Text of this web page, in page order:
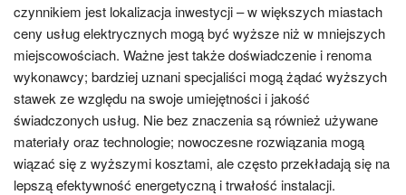
czynnikiem jest lokalizacja inwestycji – w większych miastach
ceny usług elektrycznych mogą być wyższe niż w mniejszych
miejscowościach. Ważne jest także doświadczenie i renoma
wykonawcy; bardziej uznani specjaliści mogą żądać wyższych
stawek ze względu na swoje umiejętności i jakość
świadczonych usług. Nie bez znaczenia są również używane
materiały oraz technologie; nowoczesne rozwiązania mogą
wiązać się z wyższymi kosztami, ale często przekładają się na
lepszą efektywność energetyczną i trwałość instalacji.